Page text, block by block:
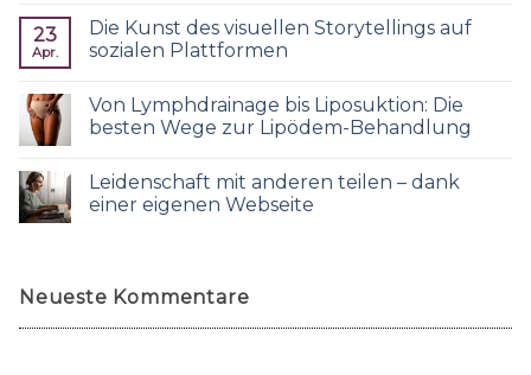
23
Apr.
Die Kunst des visuellen Storytellings auf
sozialen Plattformen
Von Lymphdrainage bis Liposuktion: Die
besten Wege zur Lipödem-Behandlung
Leidenschaft mit anderen teilen – dank
einer eigenen Webseite
Neueste Kommentare